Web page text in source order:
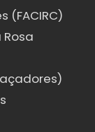
(FACIRC)